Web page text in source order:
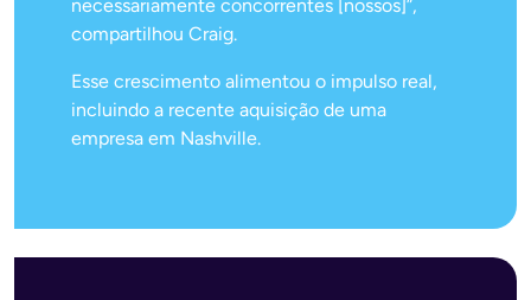
necessariamente concorrentes [nossos]”,
compartilhou Craig.
Esse crescimento alimentou o impulso real,
incluindo a recente aquisição de uma
empresa em Nashville.